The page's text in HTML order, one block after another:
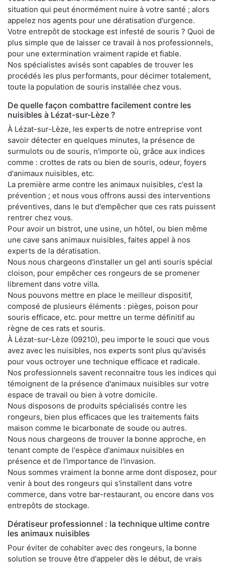
situation qui peut énormément nuire à votre santé ; alors
appelez nos agents pour une dératisation d'urgence.
Votre entrepôt de stockage est infesté de souris ? Quoi de
plus simple que de laisser ce travail à nos professionnels,
pour une extermination vraiment rapide et fiable.
Nos spécialistes avisés sont capables de trouver les
procédés les plus performants, pour décimer totalement,
toute la population de souris installée chez vous.
De quelle façon combattre facilement contre les
nuisibles à Lézat-sur-Lèze ?
À Lézat-sur-Lèze, les experts de notre entreprise vont
savoir détecter en quelques minutes, la présence de
surmulots ou de souris, n'importe où, grâce aux indices
comme : crottes de rats ou bien de souris, odeur, foyers
d'animaux nuisibles, etc.
La première arme contre les animaux nuisibles, c'est la
prévention ; et nous vous offrons aussi des interventions
préventives, dans le but d'empêcher que ces rats puissent
rentrer chez vous.
Pour avoir un bistrot, une usine, un hôtel, ou bien même
une cave sans animaux nuisibles, faites appel à nos
experts de la dératisation.
Nous nous chargeons d'installer un gel anti souris spécial
cloison, pour empêcher ces rongeurs de se promener
librement dans votre villa.
Nous pouvons mettre en place le meilleur dispositif,
composé de plusieurs éléments : pièges, poison pour
souris efficace, etc. pour mettre un terme définitif au
règne de ces rats et souris.
À Lézat-sur-Lèze (09210), peu importe le souci que vous
avez avec les nuisibles, nos experts sont plus qu'avisés
pour vous octroyer une technique efficace et radicale.
Nos professionnels savent reconnaitre tous les indices qui
témoignent de la présence d'animaux nuisibles sur votre
espace de travail ou bien à votre domicile.
Nous disposons de produits spécialisés contre les
rongeurs, bien plus efficaces que les traitements faits
maison comme le bicarbonate de soude ou autres.
Nous nous chargeons de trouver la bonne approche, en
tenant compte de l'espèce d'animaux nuisibles en
présence et de l'importance de l'invasion.
Nous sommes vraiment la bonne arme dont disposez, pour
venir à bout des rongeurs qui s'installent dans votre
commerce, dans votre bar-restaurant, ou encore dans vos
entrepôts de stockage.
Dératiseur professionnel : la technique ultime contre
les animaux nuisibles
Pour éviter de cohabiter avec des rongeurs, la bonne
solution se trouve être d'appeler dès le début, de vrais